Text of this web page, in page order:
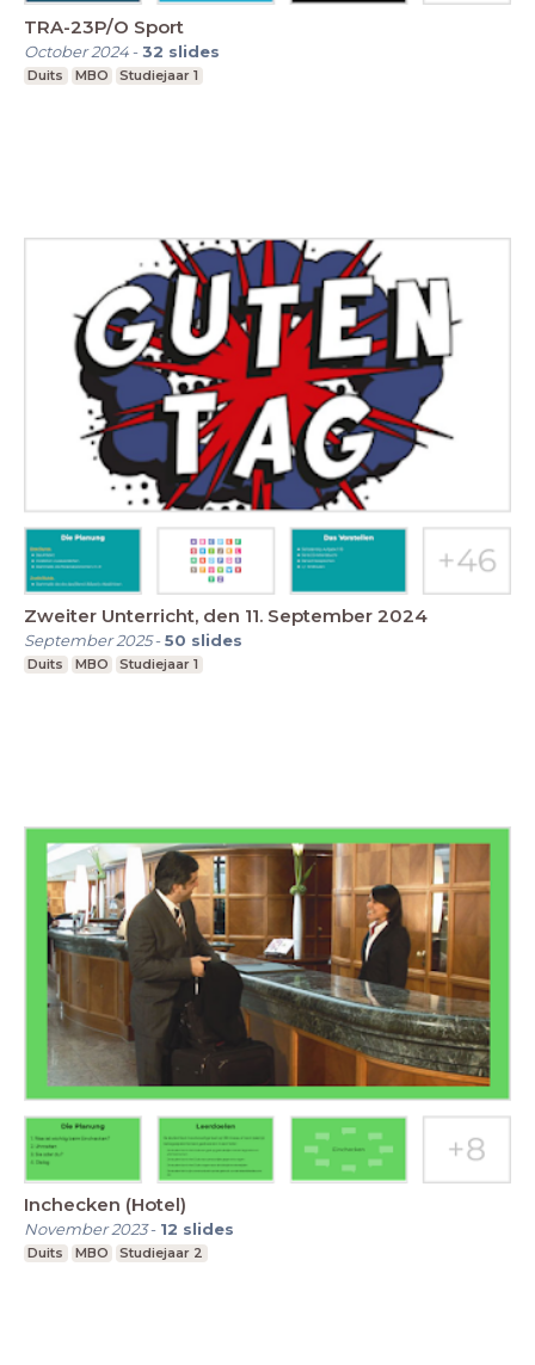
TRA-23P/O Sport
October 2024-32 slides
Duits MBO Studiejaar 1
Zweiter Unterricht, den 11. September 2024
September 2025-50 slides
Duits MBO Studiejaar 1
Inchecken (Hotel)
November 2023- 12 slides
Duits MBO Studiejaar 2